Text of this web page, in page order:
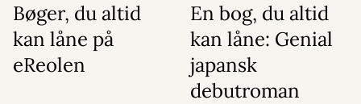
Bøger, du altid
kan låne på
eReolen
En bog, du altid
kan låne: Genial
japansk
debutroman